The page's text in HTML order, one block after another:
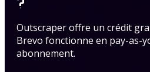
?
Outscraper offre un crédit
Brevo fonctionne en pay-as-
abonnement.